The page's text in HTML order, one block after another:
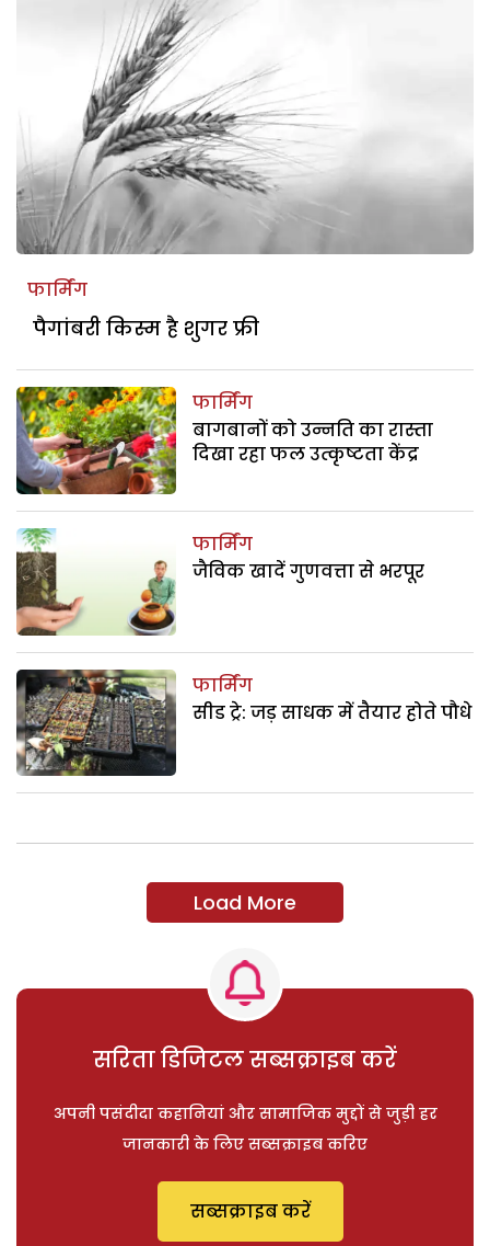
फार्मिंग
पैगांबरी किस्म है शुगर फ्री
फार्मिंग
बागबानों को उन्नति का रास्ता
दिखा रहा फल उत्कृष्टता केंद्र
फार्मिंग
जैविक खादें गुणवत्ता से भरपूर
फार्मिंग
सीड ट्रे: जड़ साधक में तैयार होते पौधे
Load More
सरिता डिजिटल सब्सक्राइब करें
अपनी पसंदीदा कहानियां और सामाजिक मुद्दों से जुड़ी हर
जानकारी के लिए सब्सक्राइब करिए
सब्सक्राइब करें